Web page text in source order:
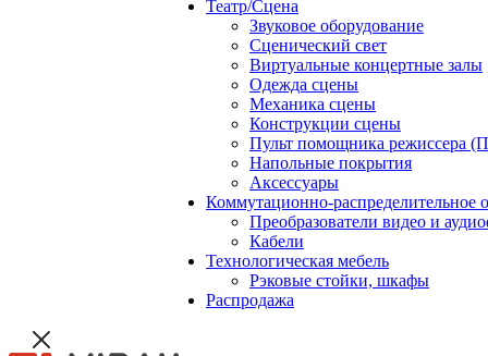
Театр/Сцена
Звуковое оборудование
Сценический свет
Виртуальные концертные залы
Одежда сцены
Механика сцены
Конструкции сцены
Пульт помощника режиссера
Напольные покрытия
Аксессуары
Коммутационно-распределительное
Преобразователи видео и
Кабели
Технологическая мебель
Рэковые стойки, шкафы
Распродажа